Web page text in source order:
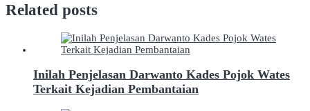
Related posts
Inilah Penjelasan Darwanto Kades Pojok Wates
Terkait Kejadian Pembantaian